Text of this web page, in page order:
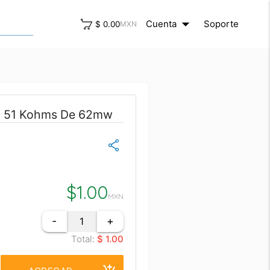
$ 0.00MXN Cuenta arrow_drop_down Soporte
Kohms De 62mw
$1.00MXN
- +
Total:$ 1.00